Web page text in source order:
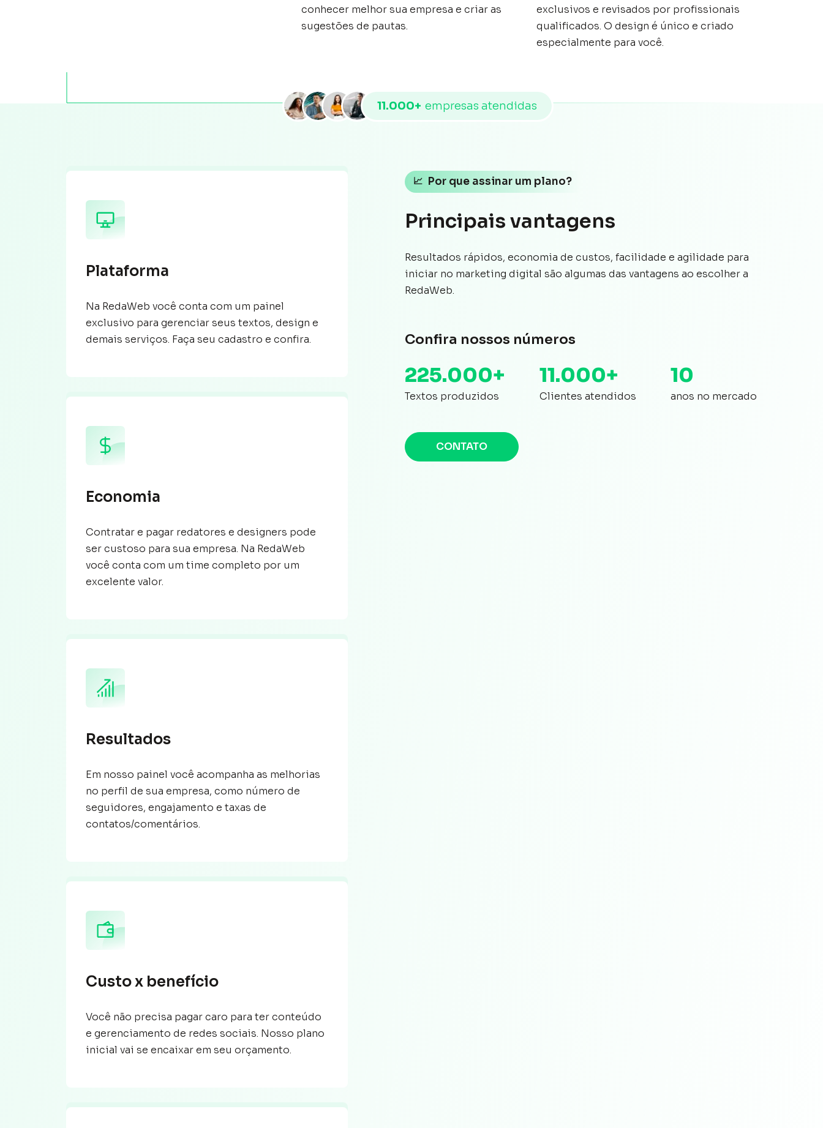
conhecer melhor sua empresa e criar as
sugestões de pautas.
exclusivos e revisados por profissionais
qualificados. O design é único e criado
especialmente para você.
11.000+ empresas atendidas
Plataforma
Na RedaWeb você conta com um painel
exclusivo para gerenciar seus textos, design e
demais serviços. Faça seu cadastro e confira.
Economia
Contratar e pagar redatores e designers pode
ser custoso para sua empresa. Na RedaWeb
você conta com um time completo por um
excelente valor.
Resultados
Em nosso painel você acompanha as melhorias
no perfil de sua empresa, como número de
seguidores, engajamento e taxas de
contatos/comentários.
Custo x benefício
Você não precisa pagar caro para ter conteúdo
e gerenciamento de redes sociais. Nosso plano
inicial vai se encaixar em seu orçamento.
📈 Por que assinar um plano?
Principais vantagens
Resultados rápidos, economia de custos, facilidade e agilidade para
iniciar no marketing digital são algumas das vantagens ao escolher a
RedaWeb.
Confira nossos números
225.000+
Textos produzidos
11.000+
Clientes atendidos
10
anos no mercado
CONTATO